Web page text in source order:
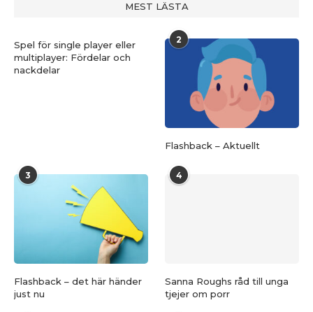
MEST LÄSTA
Spel för single player eller
multiplayer: Fördelar och
nackdelar
2
Flashback – Aktuellt
3
Flashback – det här händer
just nu
4
Sanna Roughs råd till unga
tjejer om porr